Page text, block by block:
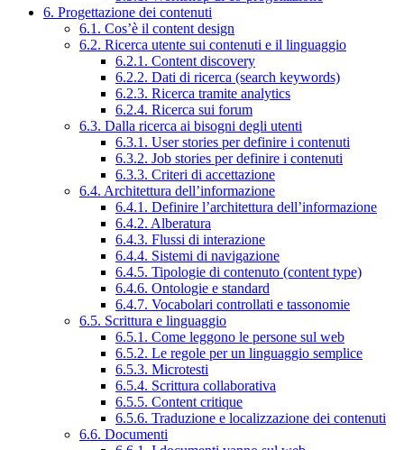
6. Progettazione dei contenuti
6.1. Cos’è il content design
6.2. Ricerca utente sui contenuti e il linguaggio
6.2.1. Content discovery
6.2.2. Dati di ricerca (search keywords)
6.2.3. Ricerca tramite analytics
6.2.4. Ricerca sui forum
6.3. Dalla ricerca ai bisogni degli utenti
6.3.1. User stories per definire i contenuti
6.3.2. Job stories per definire i contenuti
6.3.3. Criteri di accettazione
6.4. Architettura dell’informazione
6.4.1. Definire l’architettura dell’informazione
6.4.2. Alberatura
6.4.3. Flussi di interazione
6.4.4. Sistemi di navigazione
6.4.5. Tipologie di contenuto (content type)
6.4.6. Ontologie e standard
6.4.7. Vocabolari controllati e tassonomie
6.5. Scrittura e linguaggio
6.5.1. Come leggono le persone sul web
6.5.2. Le regole per un linguaggio semplice
6.5.3. Microtesti
6.5.4. Scrittura collaborativa
6.5.5. Content critique
6.5.6. Traduzione e localizzazione dei contenuti
6.6. Documenti